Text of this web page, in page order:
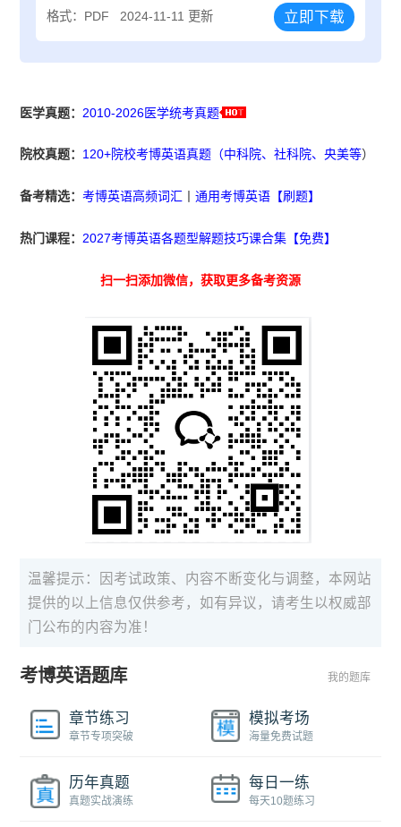
格式：PDF 2024-11-11 更新 立即下载
医学真题： 2010-2026医学统考真题
院校真题： 120+院校考博英语真题（中科院、社科院、央美等）
备考精选：考博英语高频词汇 丨通用考博英语【刷题】
热门课程：2027考博英语各题型解题技巧课合集【免费】
扫一扫添加微信，获取更多备考资源
温馨提示：因考试政策、内容不断变化与调整，本网站
提供的以上信息仅供参考，如有异议，请考生以权威部
门公布的内容为准！
考博英语题库 我的题库
章节练习
章节专项突破
模拟考场
海量免费试题
历年真题
真题实战演练
每日一练
每天10题练习